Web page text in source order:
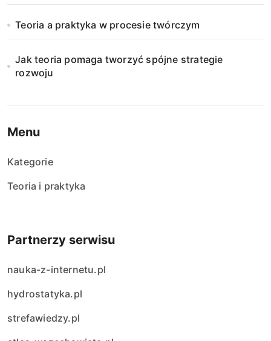
Teoria a praktyka w procesie twórczym
Jak teoria pomaga tworzyć spójne strategie
rozwoju
Menu
Kategorie
Teoria i praktyka
Partnerzy serwisu
nauka-z-internetu.pl
hydrostatyka.pl
strefawiedzy.pl